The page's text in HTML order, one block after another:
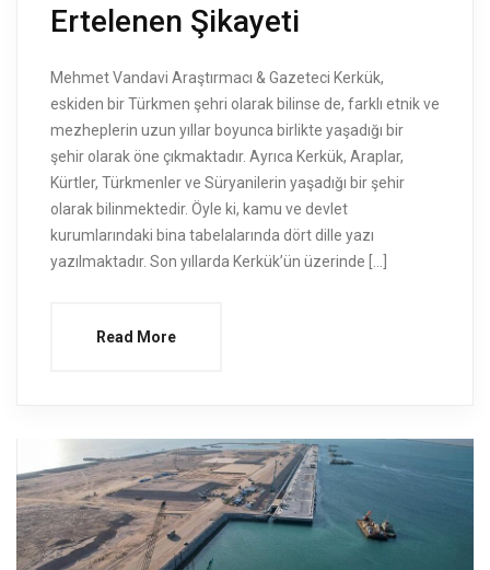
Ertelenen Şikayeti
Mehmet Vandavi Araştırmacı & Gazeteci Kerkük,
eskiden bir Türkmen şehri olarak bilinse de, farklı etnik ve
mezheplerin uzun yıllar boyunca birlikte yaşadığı bir
şehir olarak öne çıkmaktadır. Ayrıca Kerkük, Araplar,
Kürtler, Türkmenler ve Süryanilerin yaşadığı bir şehir
olarak bilinmektedir. Öyle ki, kamu ve devlet
kurumlarındaki bina tabelalarında dört dille yazı
yazılmaktadır. Son yıllarda Kerkük’ün üzerinde […]
Read More